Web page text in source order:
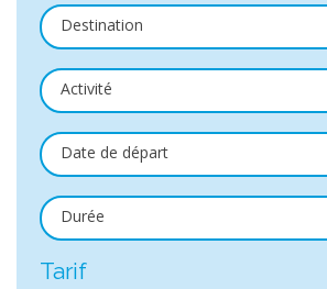
Destination
Activité
Date de départ
Durée
Tarif